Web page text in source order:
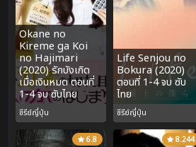
Okane no
Kireme ga Koi
no Hajimari
(2020) รักบังเกิด
เมื่อเงินหมด ตอนที่
1-4 จบ ซับไทย
ซีรีย์ญี่ปุ่น
Life Senjou no
Bokura (2020)
ตอนที่ 1-4 จบ ซับ
ไทย
ซีรีย์ญี่ปุ่น
6.8
8.244